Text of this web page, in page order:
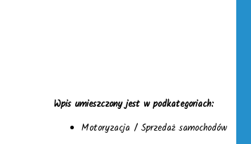
Wpis umieszczony jest w podkategoriach:
Motoryzacja / Sprzedaż samochodów